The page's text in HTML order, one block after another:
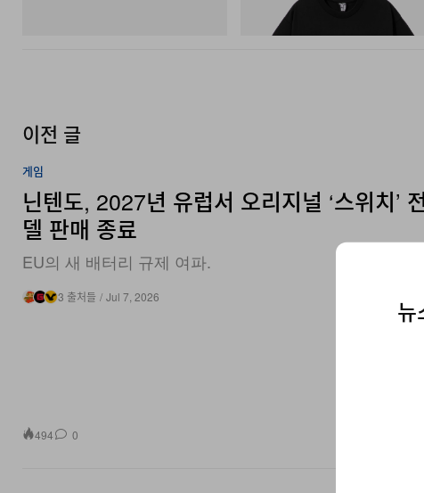
쇼핑하기
이전 글
게임
닌텐도, 2027년 유럽서 오리지널 ‘스위치’
델 판매 종료
EU의 새 배터리 규제 여파.
3 출처들 / Jul 7, 2026
494 0
뉴